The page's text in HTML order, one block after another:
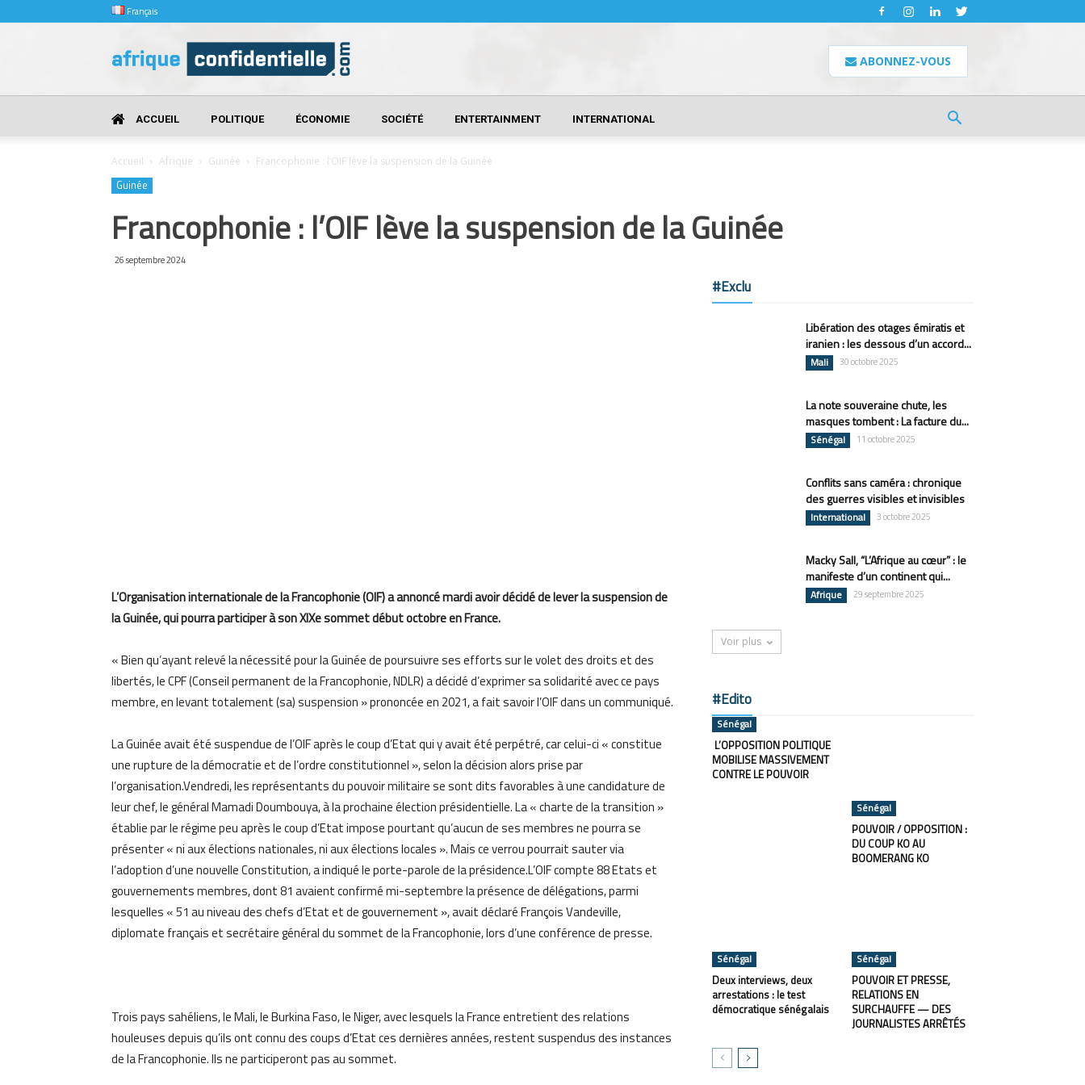
Français
Confidentielle
ABONNEZ-VOUS
ACCUEIL POLITIQUE ÉCONOMIE SOCIÉTÉ ENTERTAINMENT INTERNATIONAL
Accueil Afrique Guinée Francophonie : l’OIF lève la suspension de la Guinée
Guinée
Francophonie : l’OIF lève la suspension de la Guinée
26 septembre 2024
L’Organisation internationale de la Francophonie (OIF) a annoncé mardi avoir décidé de lever la suspension de
la Guinée, qui pourra participer à son XIXe sommet début octobre en France.
« Bien qu’ayant relevé la nécessité pour la Guinée de poursuivre ses efforts sur le volet des droits et des
libertés, le CPF (Conseil permanent de la Francophonie, NDLR) a décidé d’exprimer sa solidarité avec ce pays
membre, en levant totalement (sa) suspension » prononcée en 2021, a fait savoir l’OIF dans un communiqué.
La Guinée avait été suspendue de l’OIF après le coup d’Etat qui y avait été perpétré, car celui-ci « constitue
une rupture de la démocratie et de l’ordre constitutionnel », selon la décision alors prise par
l’organisation.Vendredi, les représentants du pouvoir militaire se sont dits favorables à une candidature de
leur chef, le général Mamadi Doumbouya, à la prochaine élection présidentielle. La « charte de la transition »
établie par le régime peu après le coup d’Etat impose pourtant qu’aucun de ses membres ne pourra se
présenter « ni aux élections nationales, ni aux élections locales ». Mais ce verrou pourrait sauter via
l’adoption d’une nouvelle Constitution, a indiqué le porte-parole de la présidence.L’OIF compte 88 Etats et
gouvernements membres, dont 81 avaient confirmé mi-septembre la présence de délégations, parmi
lesquelles « 51 au niveau des chefs d’Etat et de gouvernement », avait déclaré François Vandeville,
diplomate français et secrétaire général du sommet de la Francophonie, lors d’une conférence de presse.
Trois pays sahéliens, le Mali, le Burkina Faso, le Niger, avec lesquels la France entretient des relations
houleuses depuis qu’ils ont connu des coups d’Etat ces dernières années, restent suspendus des instances
de la Francophonie. Ils ne participeront pas au sommet.
#Exclu
Libération des otages émiratis et
iranien : les dessous d’un accord...
Mali 30 octobre 2025
La note souveraine chute, les
masques tombent : La facture du...
Sénégal 11 octobre 2025
Conflits sans caméra : chronique
des guerres visibles et invisibles
International 3 octobre 2025
Macky Sall, “L’Afrique au cœur” : le
manifeste d’un continent qui...
Afrique 29 septembre 2025
Voir plus
#Edito
Sénégal
L’OPPOSITION POLITIQUE
MOBILISE MASSIVEMENT
CONTRE LE POUVOIR
Sénégal
POUVOIR / OPPOSITION :
DU COUP KO AU
BOOMERANG KO
Sénégal
Deux interviews, deux
arrestations : le test
démocratique sénégalais
Sénégal
POUVOIR ET PRESSE,
RELATIONS EN
SURCHAUFFE — DES
JOURNALISTES ARRÊTÉS